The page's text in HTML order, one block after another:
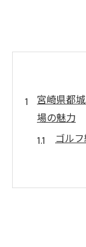
宮崎県都
場の魅力
ゴル